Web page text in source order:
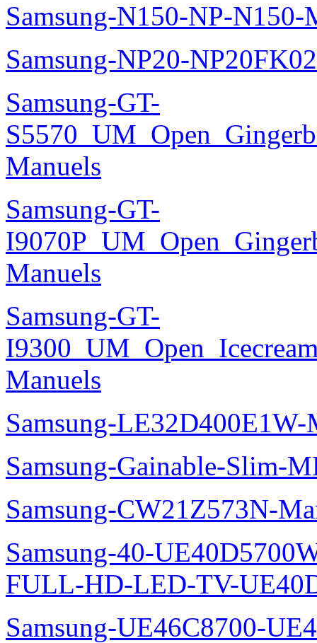
Samsung-N150-NP-N150-
Samsung-NP20-
Samsung-GT-
Manuels
Samsung-GT-
Manuels
Samsung-GT-
Manuels
Samsung-LE32D400E1W-
Samsung-Gainable-Slim-
Samsung-CW21Z573N-
Samsung-40-
FULL-HD-LED-TV-
Samsung-UE46C8700-